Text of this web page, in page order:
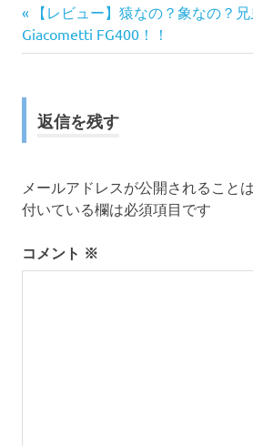
投
稿
ナ
ビ
ー
シ
前
の
記
【レビュー】猿なの？象なの？
Giacometti FG400！！
返信を残す
メールアドレスが公開されること
付いている欄は必須項目です
コメント ※